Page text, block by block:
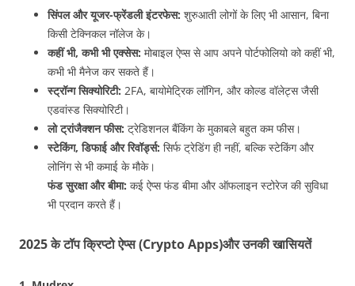
सिंपल और यूजर-फ्रेंडली इंटरफेस: शुरुआती लोगों के लिए भी आसान, बिना
किसी टेक्निकल नॉलेज के।
कहीं भी, कभी भी एक्सेस: मोबाइल ऐप्स से आप अपने पोर्टफोलियो को कहीं भी,
कभी भी मैनेज कर सकते हैं।
स्ट्रॉन्ग सिक्योरिटी: 2FA, बायोमेट्रिक लॉगिन, और कोल्ड वॉलेट्स जैसी
एडवांस्ड सिक्योरिटी।
लो ट्रांजैक्शन फीस: ट्रेडिशनल बैंकिंग के मुकाबले बहुत कम फीस।
स्टेकिंग, डिफाई और रिवॉर्ड्स: सिर्फ ट्रेडिंग ही नहीं, बल्कि स्टेकिंग और
लोनिंग से भी कमाई के मौके।
फंड सुरक्षा और बीमा: कई ऐप्स फंड बीमा और ऑफलाइन स्टोरेज की सुविधा
भी प्रदान करते हैं।
2025 के टॉप क्रिप्टो ऐप्स (Crypto Apps)और उनकी खासियतें